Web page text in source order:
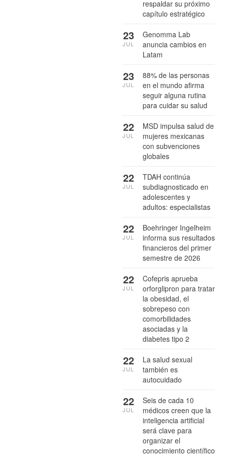
respaldar su próximo
capítulo estratégico
Genomma Lab
anuncia cambios en
Latam
23
JUL
88% de las personas
en el mundo afirma
seguir alguna rutina
para cuidar su salud
23
JUL
MSD impulsa salud de
mujeres mexicanas
con subvenciones
globales
22
JUL
TDAH continúa
subdiagnosticado en
adolescentes y
adultos: especialistas
22
JUL
Boehringer Ingelheim
informa sus resultados
financieros del primer
semestre de 2026
22
JUL
Cofepris aprueba
orforglipron para tratar
la obesidad, el
sobrepeso con
comorbilidades
asociadas y la
diabetes tipo 2
22
JUL
La salud sexual
también es
autocuidado
22
JUL
Seis de cada 10
médicos creen que la
inteligencia artificial
será clave para
organizar el
conocimiento científico
22
JUL